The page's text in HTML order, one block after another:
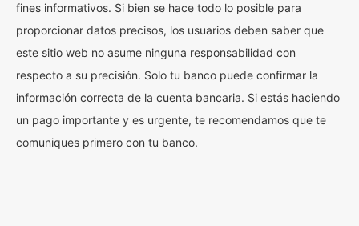
fines informativos. Si bien se hace todo lo posible para
proporcionar datos precisos, los usuarios deben saber que
este sitio web no asume ninguna responsabilidad con
respecto a su precisión. Solo tu banco puede confirmar la
información correcta de la cuenta bancaria. Si estás haciendo
un pago importante y es urgente, te recomendamos que te
comuniques primero con tu banco.